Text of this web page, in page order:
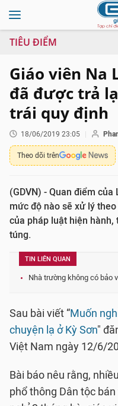
TIÊU ĐIỂM
Giáo viên Na
đã được trả
trái quy định
18/06/2019 23:05
Theo dõi trên
(GDVN) - Quan điểm
mức độ nào sẽ xử lý
của pháp luật hiện hành,
túng.
TIN LIÊN QUAN
Nhà trường không có bảo
Sau bài viết “Muốn
chuyện lạ ở Kỳ Sơn"
Việt Nam ngày 12/6/
Bài báo nêu rằng,
phổ thông Dân tộc